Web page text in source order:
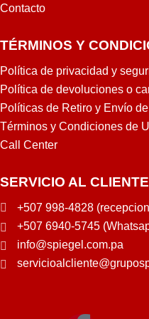
Contacto
TÉRMINOS Y
Política de privacidad y
Política de devoluciones o
Políticas de Retiro y Envío
Términos y Condiciones de
Call Center
SERVICIO AL CLIENTE
+507 998-4828
+507 6940-5745
info@spiegel.com.pa